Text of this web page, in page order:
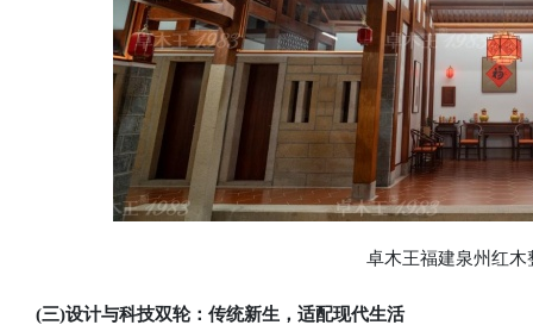
卓木王福建泉州红木
(三)设计与科技双轮：传统新生，适配现代生活